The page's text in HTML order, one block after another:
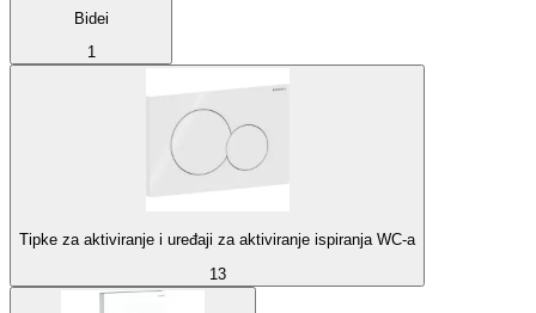
Bidei
1
Tipke za aktiviranje i uređaji za aktiviranje ispiranja WC-a
13